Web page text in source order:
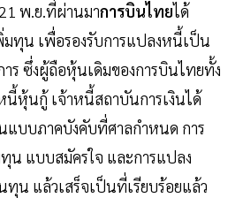
พ.ย.ที่ผ่านมาการบินไทยได้
ทุน เพื่อรองรับการแปลงหนี้เป็น
ซึ่งผู้ถือหุ้นเดิมของการบินไทยทั้ง
หนี้หุ้นกู้ เจ้าหนี้สถาบันการเงินได้
บบภาคบังคับที่ศาลกำหนด การ
แบบสมัครใจ และการแปลง
น แล้วเสร็จเป็นที่เรียบร้อยแล้ว